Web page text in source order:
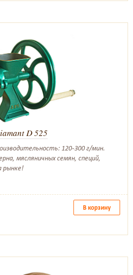
D 525
120-300 г/мин.
мясляничных семян, специй,
рынке!
В корзину